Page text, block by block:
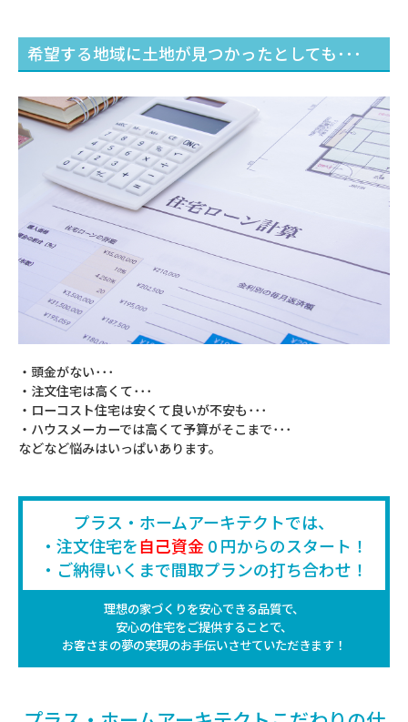
希望する地域に⼟地が⾒つかったとしても･･･
‧頭⾦がない･･･
‧注⽂住宅は⾼くて･･･
‧ローコスト住宅は安くて良いが不安も･･･
‧ハウスメーカーでは⾼くて予算がそこまで･･･
などなど悩みはいっぱいあります。
プラス‧ホームアーキテクトでは、
‧注⽂住宅を自己資金0 円からのスタート！
‧ご納得いくまで間取プランの打ち合わせ！
理想の家づくりを安⼼できる品質で、
安⼼の住宅をご提供することで、
お客さまの夢の実現のお⼿伝いさせていただきます！